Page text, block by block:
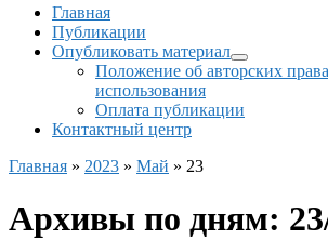
Главная
Публикации
Опубликовать материал
Положение об авторских
использования
Оплата публикации
Контактный центр
Главная » 2023 » Май » 23
Архивы по дням: